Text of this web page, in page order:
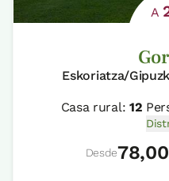
A
Eskoriatza/
Casa rural: 12
Desde